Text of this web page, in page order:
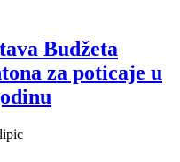
Budžeta
za poticaje u